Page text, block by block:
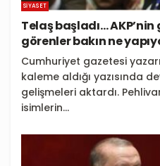
SIYASET
Telaş başladı…
görenler bakın ne
Cumhuriyet gazetesi
kaleme aldığı yazısında
gelişmeleri aktardı.
isimlerin...